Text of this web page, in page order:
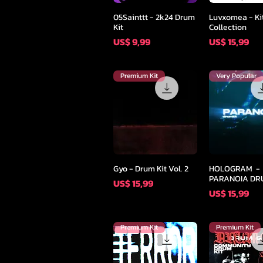
Snel overzicht
05Sainttt - 2k24 Drum
Kit
Prijs
US$ 9,99
Snel
Luvxomea -
Collection
Prijs
US$ 15,99
Snel overzicht
Premium Kit
Gyo - Drum Kit Vol. 2
Prijs
US$ 15,99
Snel
Very Popular
HOLOGRAM -
PARANOIA
Prijs
US$ 15,99
Premium Kit Premium Kit